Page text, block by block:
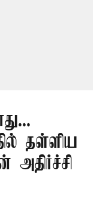
தள்ளிய